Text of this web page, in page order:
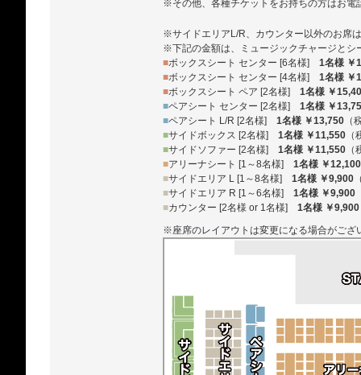
※その他、各種チケットをお持ちの方はお電
※サイドエリアL/R、カウンター以外のお席
※下記の金額は、ミュージックチャージとシ
■ボックスシート センター [6名様] 1名様 ￥
■ボックスシート センター [4名様] 1名様 ￥
■ボックスシート ペア [2名様] 1名様 ￥
■ペアシート センター [2名様] 1名様 ￥
■ペアシート L/R [2名様] 1名様 ￥13,750 （
■サイドボックス [2名様] 1名様 ￥11,550
■サイドソファー [2名様] 1名様 ￥11,550
■アリーナシート [1～8名様] 1名様 ￥12,100
■サイドエリア L [1～8名様] 1名様 ￥9,900
■サイドエリア R [1～6名様] 1名様 ￥9,900
■カウンター [2名様 or 1名様] 1名様 ￥9,900
※座席のレイアウトは変更になる場合がござ